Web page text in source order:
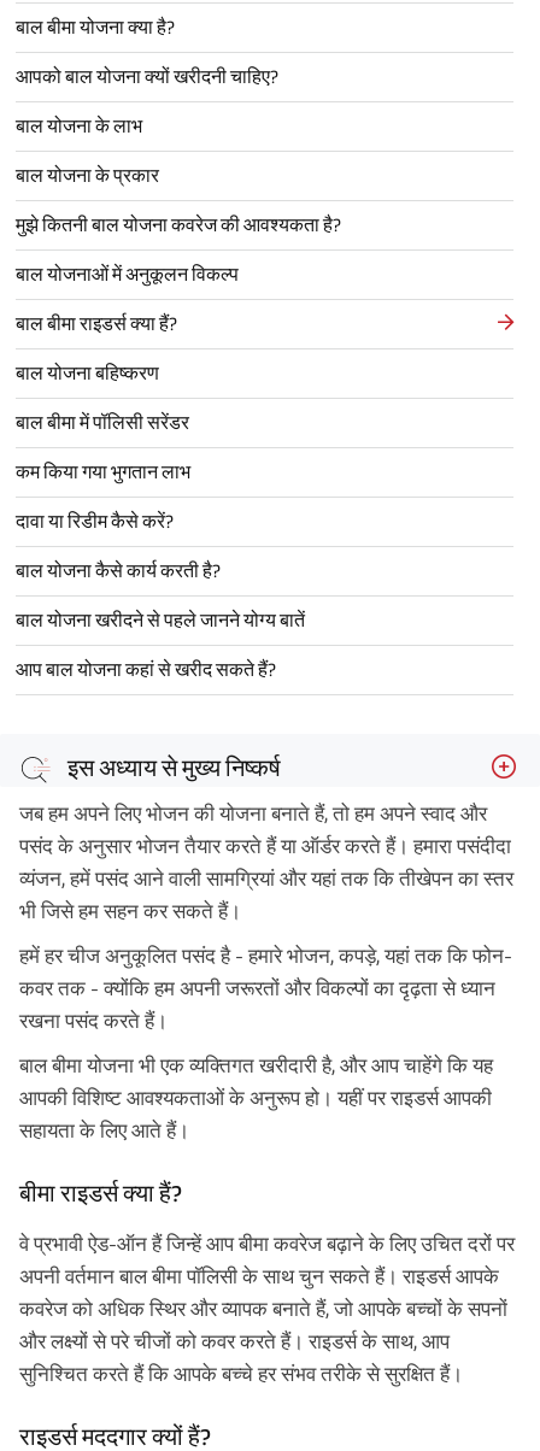
बाल बीमा योजना क्या है?
आपको बाल योजना क्यों खरीदनी चाहिए?
बाल योजना के लाभ
बाल योजना के प्रकार
मुझे कितनी बाल योजना कवरेज की आवश्यकता है?
बाल योजनाओं में अनुकूलन विकल्प
बाल बीमा राइडर्स क्या हैं?
बाल योजना बहिष्करण
बाल बीमा में पॉलिसी सरेंडर
कम किया गया भुगतान लाभ
दावा या रिडीम कैसे करें?
बाल योजना कैसे कार्य करती है?
बाल योजना खरीदने से पहले जानने योग्य बातें
आप बाल योजना कहां से खरीद सकते हैं?
इस अध्याय से मुख्य निष्कर्ष
जब हम अपने लिए भोजन की योजना बनाते हैं, तो हम अपने स्वाद और
पसंद के अनुसार भोजन तैयार करते हैं या ऑर्डर करते हैं। हमारा पसंदीदा
व्यंजन, हमें पसंद आने वाली सामग्रियां और यहां तक कि तीखेपन का स्तर
भी जिसे हम सहन कर सकते हैं।
हमें हर चीज अनुकूलित पसंद है - हमारे भोजन, कपड़े, यहां तक कि फोन-
कवर तक - क्योंकि हम अपनी जरूरतों और विकल्पों का दृढ़ता से ध्यान
रखना पसंद करते हैं।
बाल बीमा योजना भी एक व्यक्तिगत खरीदारी है, और आप चाहेंगे कि यह
आपकी विशिष्ट आवश्यकताओं के अनुरूप हो। यहीं पर राइडर्स आपकी
सहायता के लिए आते हैं।
बीमा राइडर्स क्या हैं?
वे प्रभावी ऐड-ऑन हैं जिन्हें आप बीमा कवरेज बढ़ाने के लिए उचित दरों पर
अपनी वर्तमान बाल बीमा पॉलिसी के साथ चुन सकते हैं। राइडर्स आपके
कवरेज को अधिक स्थिर और व्यापक बनाते हैं, जो आपके बच्चों के सपनों
और लक्ष्यों से परे चीजों को कवर करते हैं। राइडर्स के साथ, आप
सुनिश्चित करते हैं कि आपके बच्चे हर संभव तरीके से सुरक्षित हैं।
राइडर्स मददगार क्यों हैं?